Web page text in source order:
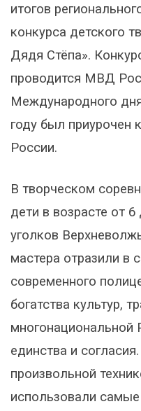
итогов
конкурса детского
Дядя Стёпа».
проводится МВД
Международного
году был приурочен
России.
В творческом
дети в возрасте от
уголков
мастера отразили в
современного
богатства культур,
многонациональной
единства и
произвольной
использовали